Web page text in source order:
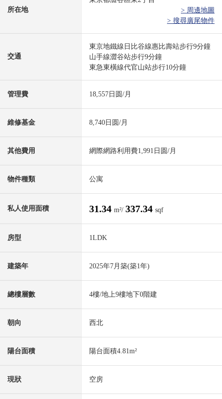
所在地
> 周邊地圖
> 搜尋廣尾物件
交通
東京地鐵線日比谷線惠比壽站步行9分鐘
山手線澀谷站步行9分鐘
東急東橫線代官山站步行10分鐘
管理費 18,557日圆/月
維修基金 8,740日圆/月
其他費用 網際網路利用費1,991日圆/月
物件種類 公寓
私人使用面積 31.34 m²/ 337.34 sqf
房型 1LDK
建築年 2025年7月築(築1年)
總樓層數 4樓/地上9樓地下0階建
朝向 西北
陽台面積 陽台面積4.81m²
現狀 空房